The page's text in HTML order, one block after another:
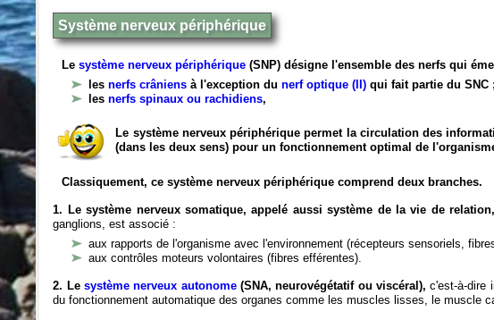
Système nerveux périphérique
Lesystème nerveux périphérique (SNP) désigne l'ensemble des nerfs qui
lesnerfs crâniens à l'exception du nerf optique (II) qui fait partie du SNC
lesnerfs spinaux ou rachidiens,
Le système nerveux périphérique permet la circulation des
(dans les deux sens) pour un fonctionnement optimal de
Classiquement, ce système nerveux périphérique comprend deux branches.
1. Le système nerveux somatique, appelé aussi système de la vie de relation,
ganglions, est associé :
aux rapports de l'organisme avec l'environnement (récepteurs sensoriels,
aux contrôles moteurs volontaires (fibres efférentes).
2. Le système nerveux autonome(SNA, neurovégétatif ou viscéral), c'est-à-dire
du fonctionnement automatique des organes comme les muscles lisses, le muscle